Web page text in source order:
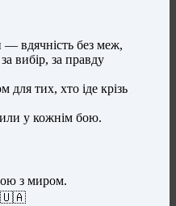
— вдячність без меж,
вибір, за правду
для тих, хто іде крізь
у кожнім бою.
з миром.
🕯️🇺🇦